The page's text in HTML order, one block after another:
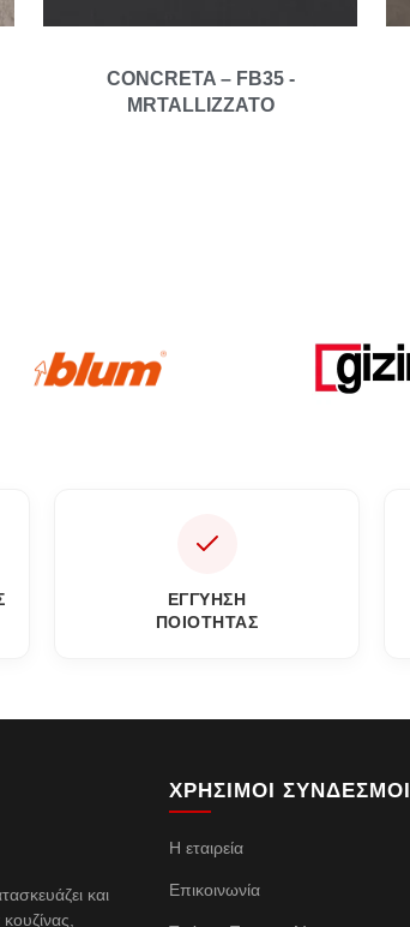
CONCRETA – FB35 -
MRTALLIZZATO
ΕΓΓΎΗΣΗ
ΠΟΙΌΤΗΤΑΣ
και
ΧΡΗΣΙΜΟΙ ΣΥΝΔΕΣΜΟΙ
Η εταιρεία
Επικοινωνία